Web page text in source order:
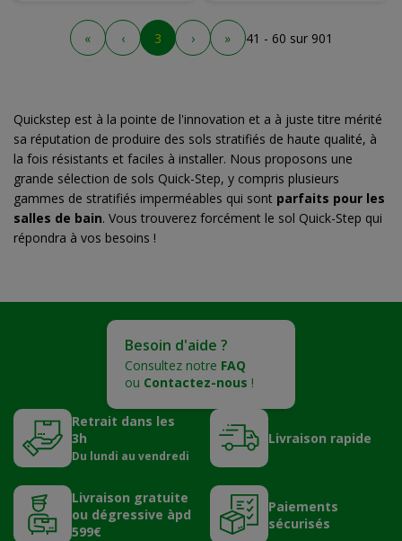
« ‹ 3 › » 41 - 60 sur 901
Quickstep est à la pointe de l'innovation et a à juste titre mérité
sa réputation de produire des sols stratifiés de haute qualité, à
la fois résistants et faciles à installer. Nous proposons une
grande sélection de sols Quick-Step, y compris plusieurs
gammes de stratifiés imperméables qui sont parfaits pour les
salles de bain. Vous trouverez forcément le sol Quick-Step qui
répondra à vos besoins !
Besoin d'aide ?
Consultez notre FAQ
ou Contactez-nous !
Retrait dans les
3h
Du lundi au vendredi
Livraison rapide
Livraison gratuite
ou dégressive àpd
599€
Paiements
sécurisés